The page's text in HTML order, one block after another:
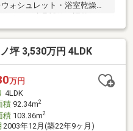
ォシュレット・浴室乾燥
坪 3,530万円 4LDK
万円
4LDK
積92.34m2
積103.36m2
2003年12月(築22年9ヶ月)